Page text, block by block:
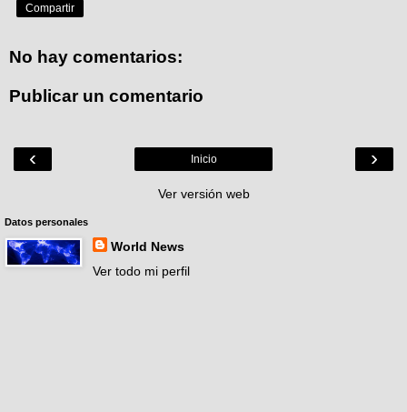
Compartir
No hay comentarios:
Publicar un comentario
‹ ›
Inicio
Ver versión web
Datos personales
World News
Ver todo mi perfil